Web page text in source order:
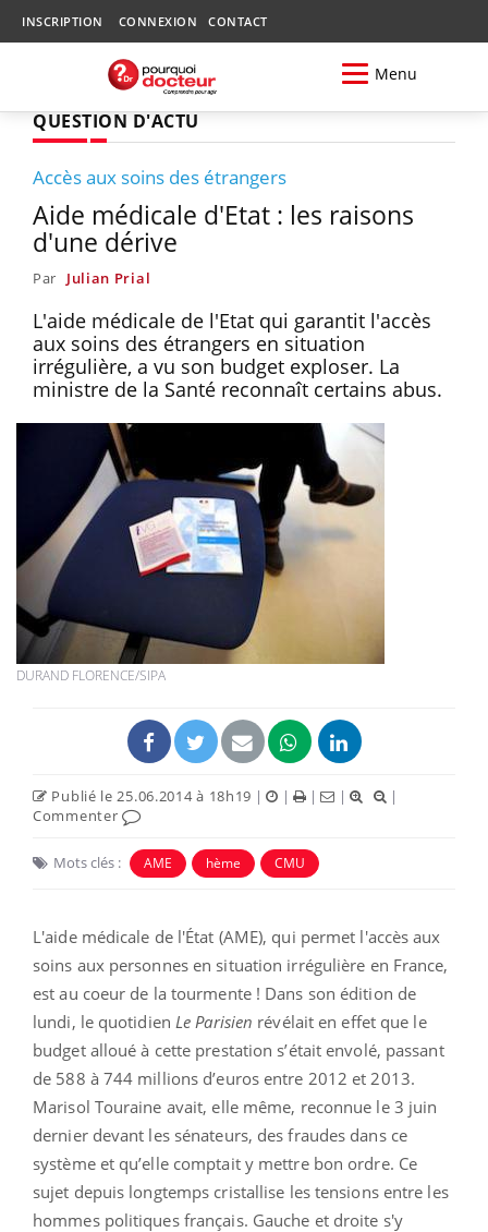
INSCRIPTION CONNEXION CONTACT
Menu
QUESTION D'ACTU
Accès aux soins des étrangers
Aide médicale d'Etat : les raisons
d'une dérive
Par Julian Prial
L'aide médicale de l'Etat qui garantit l'accès
aux soins des étrangers en situation
irrégulière, a vu son budget exploser. La
ministre de la Santé reconnaît certains abus.
DURAND FLORENCE/SIPA
Publié le 25.06.2014 à 18h19 | | | |
|
Commenter
Mots clés : AME hème CMU
L'aide médicale de l'État (AME), qui permet l'accès aux
soins aux personnes en situation irrégulière en France,
est au coeur de la tourmente ! Dans son édition de
lundi, le quotidien Le Parisien révélait en effet que le
budget alloué à cette prestation s’était envolé, passant
de 588 à 744 millions d’euros entre 2012 et 2013.
Marisol Touraine avait, elle même, reconnue le 3 juin
dernier devant les sénateurs, des fraudes dans ce
système et qu’elle comptait y mettre bon ordre. Ce
sujet depuis longtemps cristallise les tensions entre les
hommes politiques français. Gauche et droite s'y